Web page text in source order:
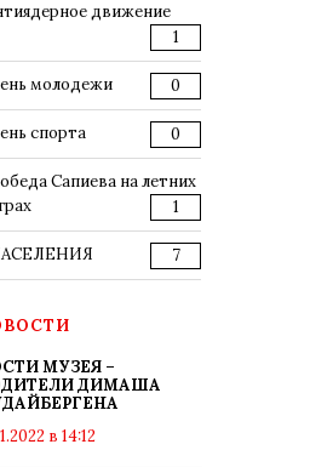
движение
1
молодежи 0
спорта 0
Сапиева на летних
1
7
МУЗЕЯ –
ДИМАША
в 14:12